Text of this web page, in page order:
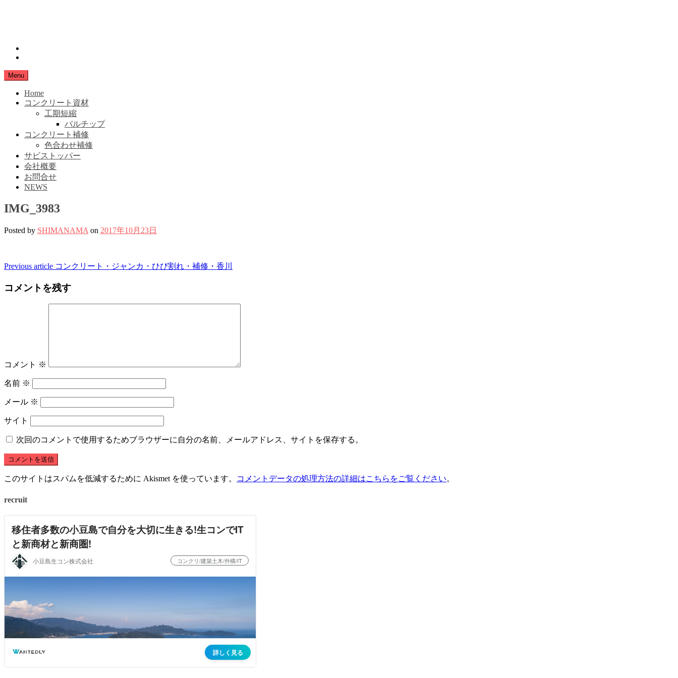
Menu
Home
コンクリート資材
工期短縮
バルチップ
コンクリート補修
色合わせ補修
サビストッパー
会社概要
お問合せ
NEWS
IMG_3983
Posted by SHIMANAMA on 2017年10月23日
Continue
Reading
Previous article コンクリート・ジャンカ・ひび割れ・補修・香川
コメントを残す
コメント ※
名前 ※
メール ※
サイト
次回のコメントで使用するためブラウザーに自分の名前、メールアドレス、サイトを保存する。
このサイトはスパムを低減するために Akismet を使っています。 コメントデータの処理方法の詳細はこちらをご覧ください。
recruit